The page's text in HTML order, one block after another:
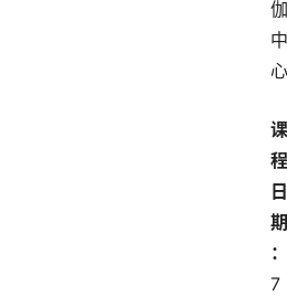
伽
中
心
课
程
日
期
：
7